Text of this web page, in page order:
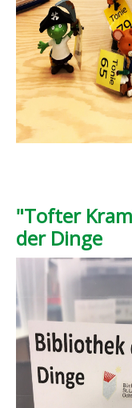
"Tofter
der Dinge